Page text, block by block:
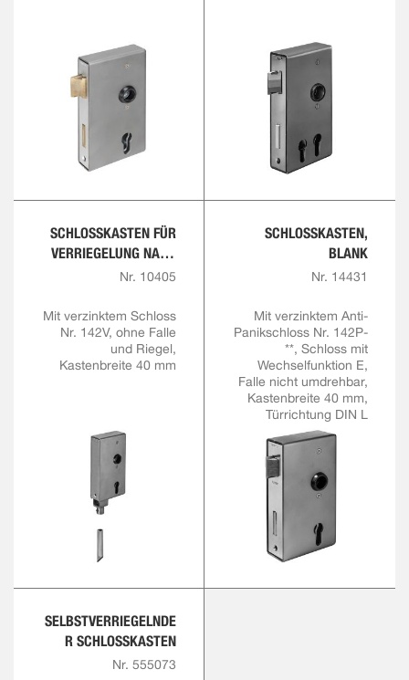
SCHLOSSKASTEN FÜR
VERRIEGELUNG NACH
UNTEN, BLANK
Nr. 10405
Mit verzinktem Schloss
Nr. 142V, ohne Falle
und Riegel,
Kastenbreite 40 mm
SCHLOSSKASTEN,
BLANK
Nr. 14431
Mit verzinktem Anti-
Panikschloss Nr. 142P-
**, Schloss mit
Wechselfunktion E,
Falle nicht umdrehbar,
Kastenbreite 40 mm,
Türrichtung DIN L
SELBSTVERRIEGELNDE
R SCHLOSSKASTEN
Nr. 555073